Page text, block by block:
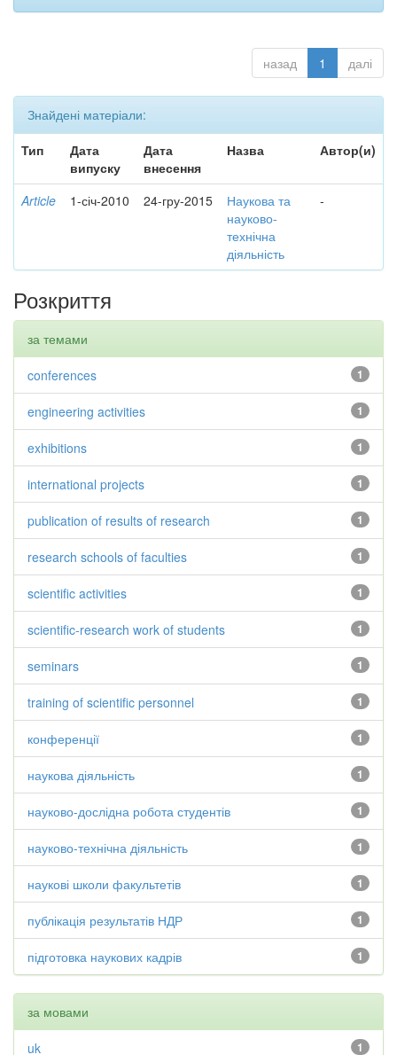
назад 1 далі
Знайдені матеріали:
Тип
Дата
випуску
Дата
внесення
Назва Автор(и)
Article 1-січ-2010 24-гру-2015
Наукова та
науково-
технічна
діяльність
-
Розкриття
за темами
1
conferences
1
engineering activities
1
exhibitions
1
international projects
1
publication of results of research
1
research schools of faculties
1
scientific activities
1
scientific-research work of students
1
seminars
1
training of scientific personnel
1
конференції
1
наукова діяльність
1
науково-дослідна робота студентів
1
науково-технічна діяльність
1
наукові школи факультетів
1
публікація результатів НДР
1
підготовка наукових кадрів
за мовами
1
uk